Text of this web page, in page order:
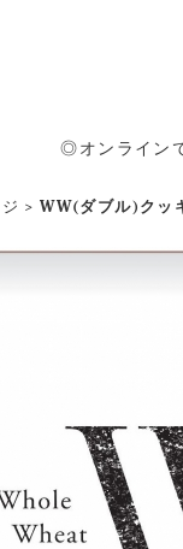
◎オンライン
>WW(ダブル)クッ